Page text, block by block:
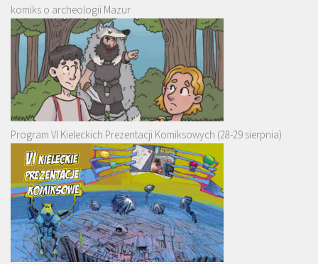
komiks o archeologii Mazur
Program VI Kieleckich Prezentacji Komiksowych (28-29 sierpnia)